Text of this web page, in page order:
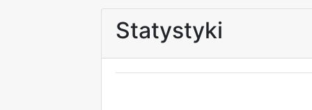
Statystyki